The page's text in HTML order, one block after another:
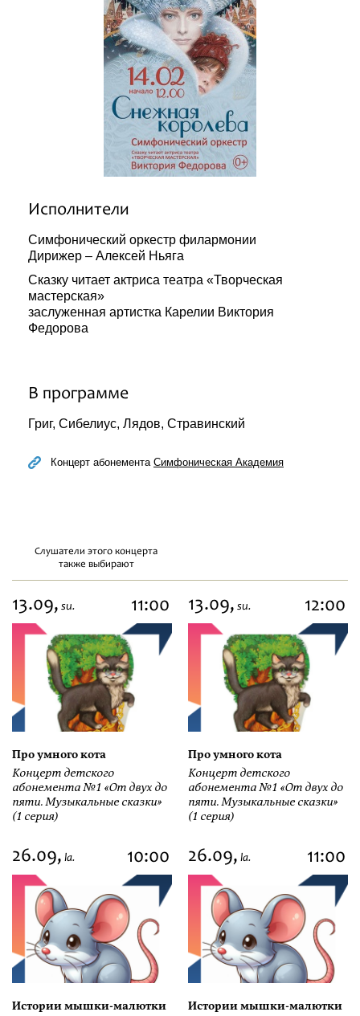
Исполнители
Симфонический оркестр филармонии
Дирижер – Алексей Ньяга
Сказку читает актриса театра «Творческая
мастерская»
заслуженная артистка Карелии Виктория
Федорова
В программе
Григ, Сибелиус, Лядов, Стравинский
Концерт абонемента Симфоническая Академия
Слушатели этого концерта
также выбирают
13.09, su. 11:00
Про умного кота
Концерт детского
абонемента №1 «От двух до
пяти. Музыкальные сказки»
(1 серия)
13.09, su. 12:00
Про умного кота
Концерт детского
абонемента №1 «От двух до
пяти. Музыкальные сказки»
(1 серия)
26.09, la. 10:00
Истории мышки-малютки
26.09, la. 11:00
Истории мышки-малютки